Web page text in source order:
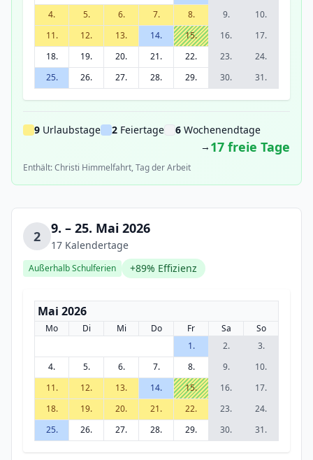
4.
5. 6. 7. 8. 9.
10.
11.
12. 13. 14. 15. 16.
17.
18.
19. 20. 21. 22. 23.
24.
25.
26. 27. 28. 29. 30. 31.
9 Urlaubstage 2 Feiertage 6 Wochenendtage
→ 17 freie Tage
Enthält: Christi Himmelfahrt, Tag der Arbeit
2 9. – 25. Mai 2026
17 Kalendertage
Außerhalb Schulferien +89% Effizienz
Mai 2026
Mo Di Mi Do Fr Sa
So
1.
2.
3.
4.
5. 6. 7. 8. 9.
10.
11.
12. 13. 14. 15. 16.
17.
18.
19. 20. 21. 22. 23.
24.
25.
26. 27. 28. 29. 30. 31.